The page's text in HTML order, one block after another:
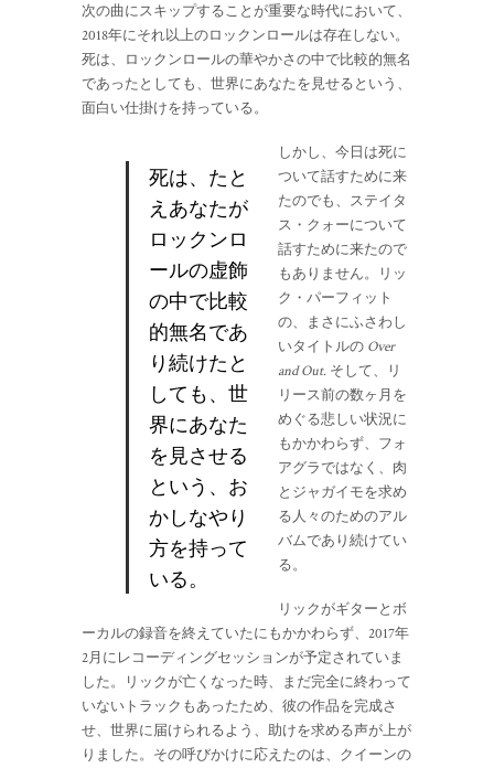
次の曲にスキップすることが重要な時代において、
2018年にそれ以上のロックンロールは存在しない。
死は、ロックンロールの華やかさの中で比較的無名
であったとしても、世界にあなたを見せるという、
面白い仕掛けを持っている。
死は、たと
えあなたが
ロックンロ
ールの虚飾
の中で比較
的無名であ
り続けたと
しても、世
界にあなた
を見させる
という、お
かしなやり
方を持って
いる。
しかし、今日は死に
ついて話すために来
たのでも、ステイタ
ス・クォーについて
話すために来たので
もありません。リッ
ク・パーフィット
の、まさにふさわし
いタイトルの Over
and Out. そして、リ
リース前の数ヶ月を
めぐる悲しい状況に
もかかわらず、フォ
アグラではなく、肉
とジャガイモを求め
る人々のためのアル
バムであり続けてい
る。
リックがギターとボ
ーカルの録音を終えていたにもかかわらず、2017年
2月にレコーディングセッションが予定されていま
した。リックが亡くなった時、まだ完全に終わって
いないトラックもあったため、彼の作品を完成さ
せ、世界に届けられるよう、助けを求める声が上が
りました。その呼びかけに応えたのは、クイーンの